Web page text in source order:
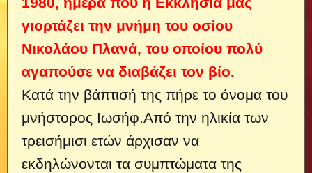
γιορτάζει την μνήμη του οσίου
Νικολάου Πλανά, του οποίου πολύ
αγαπούσε να διαβάζει τον βίο.
Κατά την βάπτισή της πήρε το όνομα του
μνήστορος Ιωσήφ.Από την ηλικία των
τρεισήμισι ετών άρχισαν να
εκδηλώνονται τα συμπτώματα της